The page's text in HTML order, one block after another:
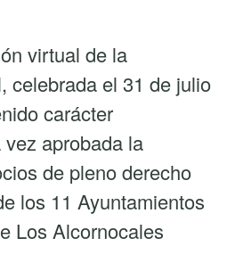
virtual de la
celebrada el 31 de julio
carácter
aprobada la
de pleno derecho
los 11 Ayuntamientos
Los Alcornocales